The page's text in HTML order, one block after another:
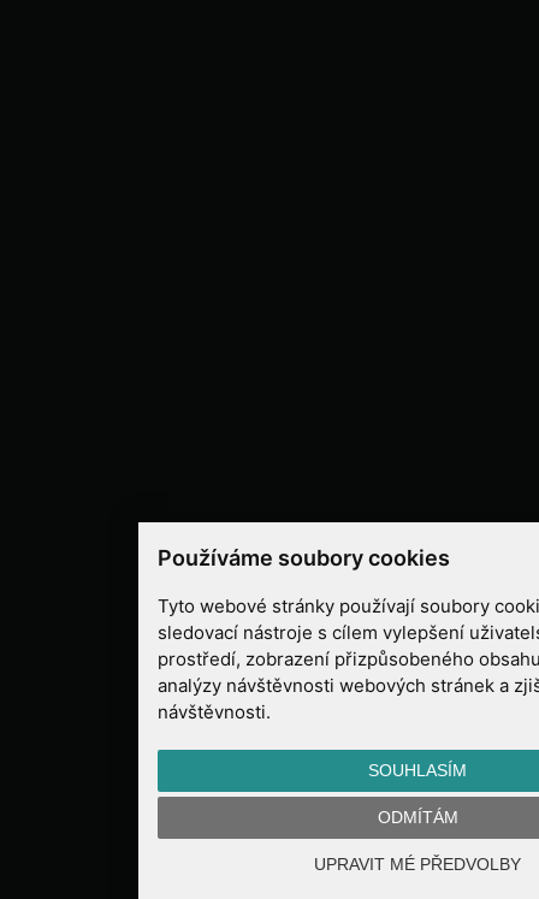
Používáme soubory cookies
Tyto webové stránky používají soubory
sledovací nástroje s cílem vylepšení
prostředí, zobrazení přizpůsobeného
analýzy návštěvnosti webových stránek a
návštěvnosti.
SOUHLASÍM
ODMÍTÁM
UPRAVIT MÉ PŘEDVOLBY